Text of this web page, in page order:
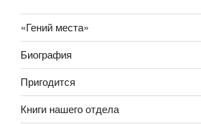
«Гений места»
Биография
Пригодится
Книги нашего отдела